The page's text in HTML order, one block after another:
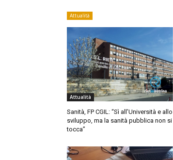
Attualità
Attualità
Sanità, FP CGIL: “Sì all’Università e allo
sviluppo, ma la sanità pubblica non si
tocca”